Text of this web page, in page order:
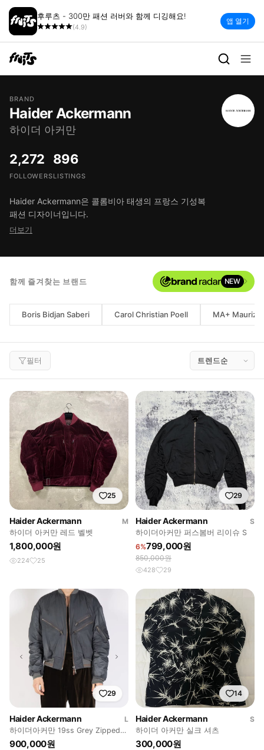
후루츠 - 300만 패션 러버와 함께 디깅해요!
(4.9)
앱 열기
BRAND
Haider Ackermann
하이더 아커만
2,272
FOLLOWERS
896
LISTINGS
Haider Ackermann은 콜롬비아 태생의 프랑스 기성복
패션 디자이너입니다.
더보기
함께 즐겨찾는 브랜드 NEW
Boris Bidjan Saberi Carol Christian Poell MA+
필터
25
Haider Ackermann
M
하이더 아커만 레드 벨벳
1,800,000원
224 25
29
Haider Ackermann
S
하이더아커만 퍼스봄버 리이슈 S
6%799,000원
850,000원
428 29
29
Haider Ackermann
L
하이더아커만 19ss Grey Zipped
Nylon Bomber
900,000원
14
Haider Ackermann
S
하이더 아커만 실크 셔츠
300,000원